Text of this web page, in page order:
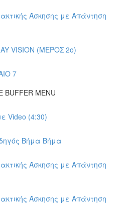
Άσκησης με Απάντηση
VISION (ΜΕΡΟΣ 2ο)
7
BUFFER MENU
Video (4:30)
Βήμα Βήμα
Άσκησης με Απάντηση
Άσκησης με Απάντηση